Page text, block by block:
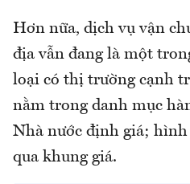
Hơn nữa, dịch vụ vận
địa vẫn đang là một
loại có thị trường cạnh
nằm trong danh mục
Nhà nước định giá;
qua khung giá.